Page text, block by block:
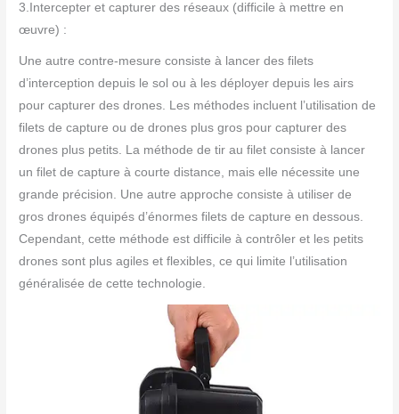
3.Intercepter et capturer des réseaux (difficile à mettre en
œuvre) :
Une autre contre-mesure consiste à lancer des filets
d’interception depuis le sol ou à les déployer depuis les airs
pour capturer des drones. Les méthodes incluent l’utilisation de
filets de capture ou de drones plus gros pour capturer des
drones plus petits. La méthode de tir au filet consiste à lancer
un filet de capture à courte distance, mais elle nécessite une
grande précision. Une autre approche consiste à utiliser de
gros drones équipés d’énormes filets de capture en dessous.
Cependant, cette méthode est difficile à contrôler et les petits
drones sont plus agiles et flexibles, ce qui limite l’utilisation
généralisée de cette technologie.